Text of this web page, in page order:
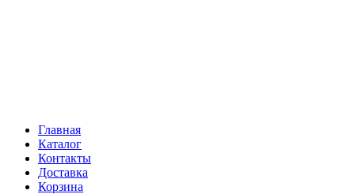
Главная
Каталог
Контакты
Доставка
Корзина